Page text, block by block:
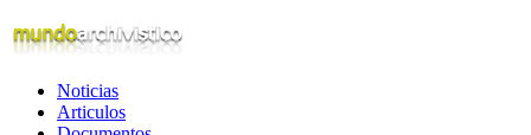
Noticias
Articulos